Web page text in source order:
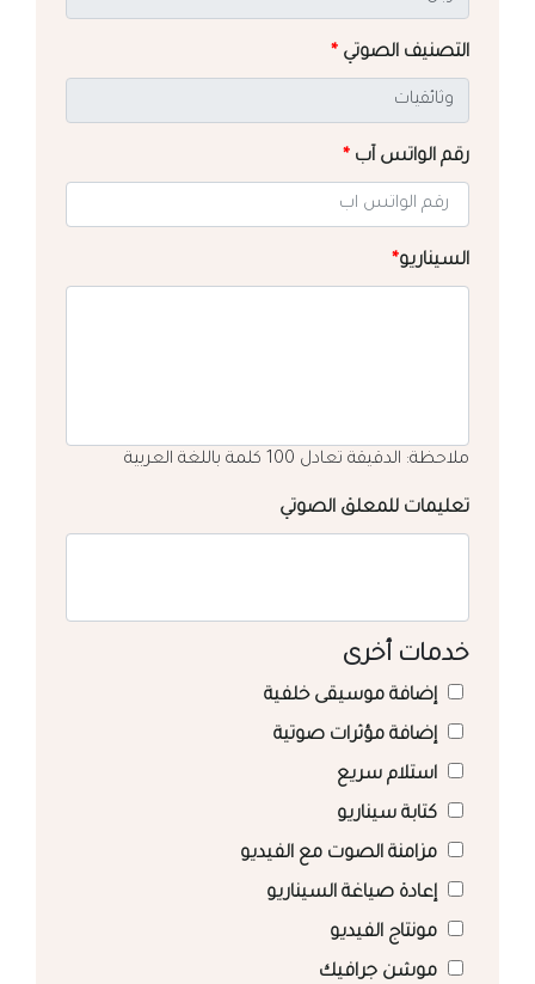
التصنيف الصوتي *
رقم الواتس آب *
السيناريو*
ملاحظة: الدقيقة تعادل 100 كلمة باللغة العربية
تعليمات للمعلق الصوتي
خدمات أخرى
إضافة موسيقى خلفية
إضافة مؤثرات صوتية
استلام سريع
كتابة سيناريو
مزامنة الصوت مع الفيديو
إعادة صياغة السيناريو
مونتاج الفيديو
موشن جرافيك